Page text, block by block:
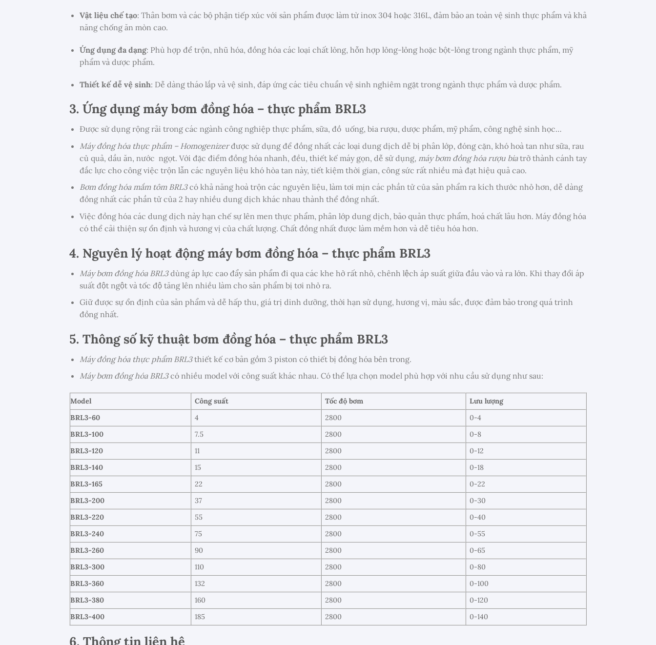
Vật liệu chế tạo: Thân bơm và các bộ phận tiếp xúc với sản phẩm được làm từ inox 304 hoặc 316L, đảm bảo an toàn vệ sinh thực phẩm và khả
năng chống ăn mòn cao.
Ứng dụng đa dạng: Phù hợp để trộn, nhũ hóa, đồng hóa các loại chất lỏng, hỗn hợp lỏng-lỏng hoặc bột-lỏng trong ngành thực phẩm, mỹ
phẩm và dược phẩm.
Thiết kế dễ vệ sinh: Dễ dàng tháo lắp và vệ sinh, đáp ứng các tiêu chuẩn vệ sinh nghiêm ngặt trong ngành thực phẩm và dược phẩm.
3. Ứng dụng máy bơm đồng hóa – thực phẩm BRL3
Được sử dụng rộng rãi trong các ngành công nghiệp thực phẩm, sữa, đồ uống, bia rượu, dược phẩm, mỹ phẩm, công nghệ sinh học…
Máy đồng hóa thực phẩm – Homogenizerđược sử dụng để đồng nhất các loại dung dịch dễ bị phân lớp, đóng cặn, khó hoà tan như sữa, rau
củ quả, dầu ăn, nước ngọt. Với đặc điểm đồng hóa nhanh, đều, thiết kế máy gọn, dễ sử dụng, máy bơm đồng hóa rượu biatrở thành cánh tay
đắc lực cho công việc trộn lẫn các nguyên liệu khó hòa tan này, tiết kiệm thời gian, công sức rất nhiều mà đạt hiệu quả cao.
Bơm đồng hóa mắm tôm BRL3có khả năng hoà trộn các nguyên liệu, làm tơi mịn các phần tử của sản phẩm ra kích thước nhỏ hơn, dễ dàng
đồng nhất các phần tử của 2 hay nhiều dung dịch khác nhau thành thể đồng nhất.
Việc đồng hóa các dung dịch này hạn chế sự lên men thực phẩm, phân lớp dung dịch, bảo quản thực phẩm, hoá chất lâu hơn. Máy đồng hóa
có thể cải thiện sự ổn định và hương vị của chất lượng. Chất đồng nhất được làm mềm hơn và dễ tiêu hóa hơn.
4. Nguyên lý hoạt động máy bơm đồng hóa – thực phẩm BRL3
Máy bơm đồng hóa BRL3dùng áp lực cao đẩy sản phẩm đi qua các khe hở rất nhỏ, chênh lệch áp suất giữa đầu vào và ra lớn. Khi thay đổi áp
suất đột ngột và tốc độ tăng lên nhiều làm cho sản phẩm bị tơi nhỏ ra.
Giữ được sự ổn định của sản phẩm và dễ hấp thu, giá trị dinh dưỡng, thời hạn sử dụng, hương vị, màu sắc, được đảm bảo trong quá trình
đồng nhất.
5. Thông số kỹ thuật bơm đồng hóa – thực phẩm BRL3
Máy đồng hóa thực phẩm BRL3thiết kế cơ bản gồm 3 piston có thiết bị đồng hóa bên trong.
Máy bơm đồng hóa BRL3có nhiều model với công suất khác nhau. Có thể lựa chọn model phù hợp với nhu cầu sử dụng như sau:
Model Công suất Tốc độ bơm
Lưu lượng
BRL3-60
4 2800
0-4
BRL3-100
7.5 2800
0-8
BRL3-120
11 2800
0-12
BRL3-140
15 2800
0-18
BRL3-165
22 2800
0-22
BRL3-200
37 2800
0-30
BRL3-220
55 2800
0-40
BRL3-240
75 2800
0-55
BRL3-260
90 2800
0-65
BRL3-300
110 2800
0-80
BRL3-360
132 2800
0-100
BRL3-380
160 2800
0-120
BRL3-400
185 2800 0-140
6. Thông tin liên hệ